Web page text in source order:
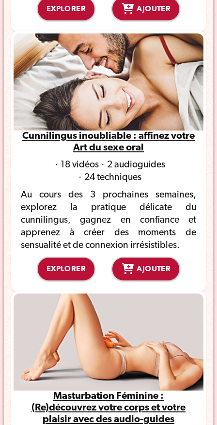
EXPLORER AJOUTER
Cunnilingus inoubliable : affinez votre
Art du sexe oral
18 vidéos
2 audioguides
24 techniques
Au cours des 3 prochaines semaines,
explorez la pratique délicate du
cunnilingus, gagnez en confiance et
apprenez à créer des moments de
sensualité et de connexion irrésistibles.
EXPLORER AJOUTER
Masturbation Féminine :
(Re)découvrez votre corps et votre
plaisir avec des audio-guides